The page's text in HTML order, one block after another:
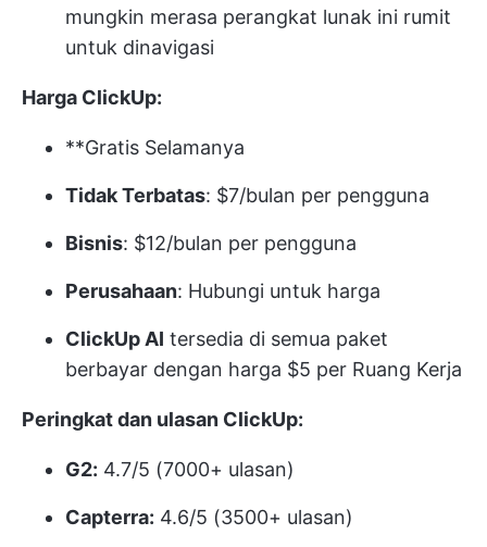
mungkin merasa perangkat lunak ini rumit
untuk dinavigasi
Harga ClickUp:
**Gratis Selamanya
Tidak Terbatas: $7/bulan per pengguna
Bisnis: $12/bulan per pengguna
Perusahaan: Hubungi untuk harga
ClickUp AI tersedia di semua paket
berbayar dengan harga $5 per Ruang Kerja
Peringkat dan ulasan ClickUp:
G2: 4.7/5 (7000+ ulasan)
Capterra: 4.6/5 (3500+ ulasan)